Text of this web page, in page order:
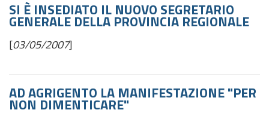
SI È INSEDIATO IL NUOVO SEGRETARIO
GENERALE DELLA PROVINCIA REGIONALE
[03/05/2007]
AD AGRIGENTO LA MANIFESTAZIONE "PER
NON DIMENTICARE"